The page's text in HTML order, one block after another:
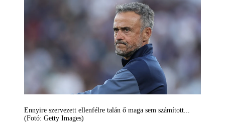
Ennyire szervezett ellenfélre talán ő maga sem számított...
(Fotó: Getty Images)